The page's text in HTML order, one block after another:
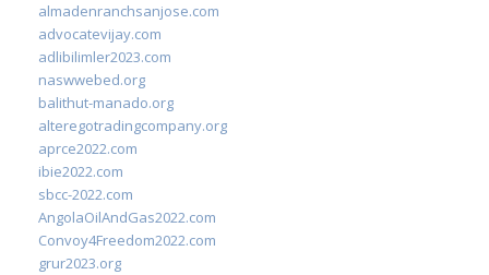
almadenranchsanjose.com
advocatevijay.com
adlibilimler2023.com
naswwebed.org
balithut-manado.org
alteregotradingcompany.org
aprce2022.com
ibie2022.com
sbcc-2022.com
AngolaOilAndGas2022.com
Convoy4Freedom2022.com
grur2023.org